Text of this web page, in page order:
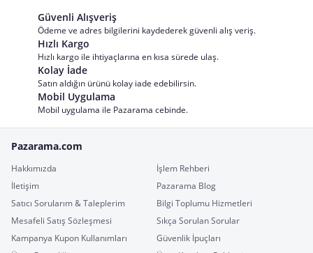
Güvenli Alışveriş
Ödeme ve adres bilgilerini kaydederek güvenli alış veriş.
Hızlı Kargo
Hızlı kargo ile ihtiyaçlarına en kısa sürede ulaş.
Kolay İade
Satın aldığın ürünü kolay iade edebilirsin.
Mobil Uygulama
Mobil uygulama ile Pazarama cebinde.
Pazarama.com
Hakkımızda
İşlem Rehberi
İletişim
Pazarama Blog
Satıcı Sorularım & Taleplerim
Bilgi Toplumu Hizmetleri
Mesafeli Satış Sözleşmesi
Sıkça Sorulan Sorular
Kampanya Kupon Kullanımları
Güvenlik İpuçları